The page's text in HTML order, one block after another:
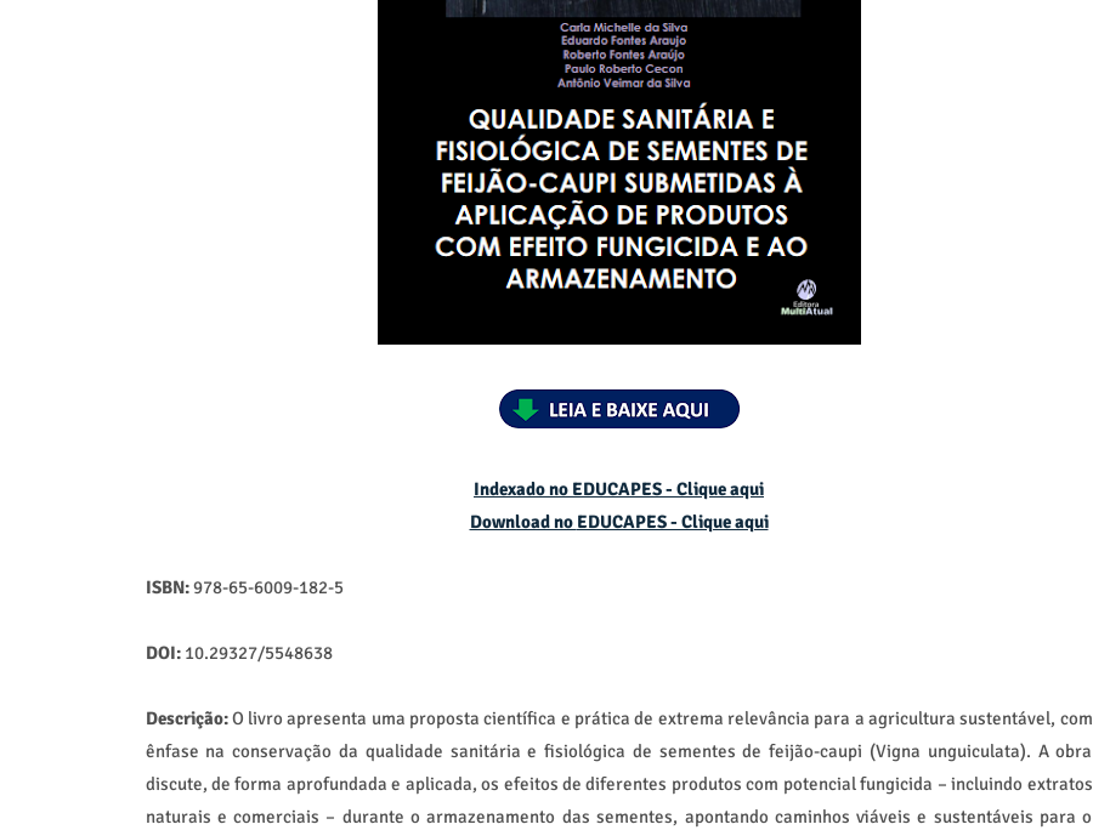
Indexado no EDUCAPES - Clique aqui
Download no EDUCAPES - Clique aqui
ISBN:978-65-6009-182-5
DOI:10.29327/5548638
Descrição:O livro apresenta uma proposta científica e prática de extrema relevância para a agricultura sustentável, com
ênfase na conservação da qualidade sanitária e fisiológica de sementes de feijão-caupi (Vigna unguiculata). A obra
discute, de forma aprofundada e aplicada, os efeitos de diferentes produtos com potencial fungicida – incluindo extratos
naturais e comerciais – durante o armazenamento das sementes, apontando caminhos viáveis e sustentáveis para o